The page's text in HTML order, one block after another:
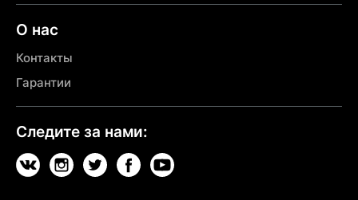
О нас
Контакты
Гарантии
Следите за нами: